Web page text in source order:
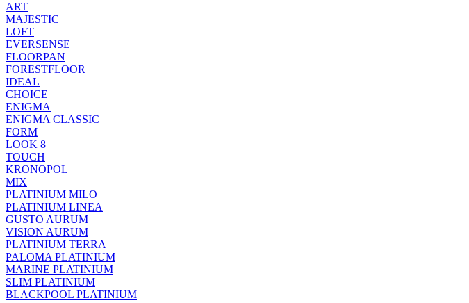
ART
MAJESTIC
LOFT
EVERSENSE
FLOORPAN
FORESTFLOOR
IDEAL
CHOICE
ENIGMA
ENIGMA CLASSIC
FORM
LOOK 8
TOUCH
KRONOPOL
MIX
PLATINIUM MILO
PLATINIUM LINEA
GUSTO AURUM
VISION AURUM
PLATINIUM TERRA
PALOMA PLATINIUM
MARINE PLATINIUM
SLIM PLATINIUM
BLACKPOOL PLATINIUM